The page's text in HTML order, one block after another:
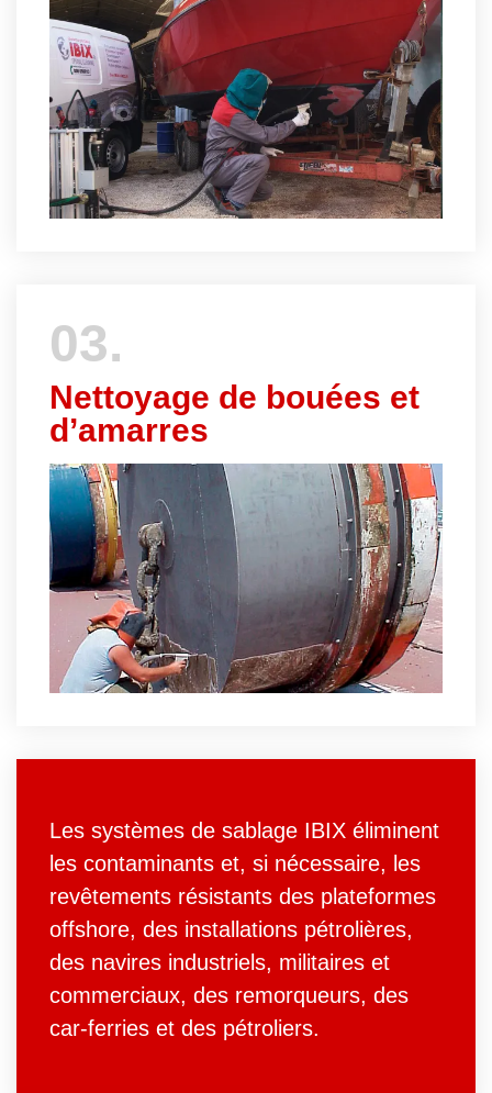
03.
Nettoyage de bouées et
d’amarres
Les systèmes de sablage IBIX éliminent
les contaminants et, si nécessaire, les
revêtements résistants des plateformes
offshore, des installations pétrolières,
des navires industriels, militaires et
commerciaux, des remorqueurs, des
car-ferries et des pétroliers.